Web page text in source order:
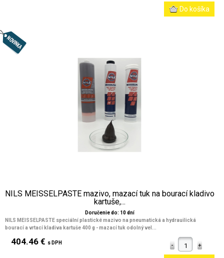
NILS MEISSELPASTE mazivo, mazací tuk na bourací kladivo
kartuše,...
Doručenie do: 10 dní
NILS MEISSELPASTE speciální plastické mazivo na pneumatická a hydrauilická
bourací a vrtací kladiva kartuše 400 g - mazací tuk odolný vel...
404.46 € s DPH